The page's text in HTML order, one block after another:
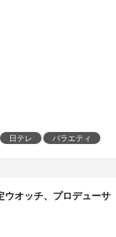
日テレ バラエティ
ウオッチ、プロデューサ